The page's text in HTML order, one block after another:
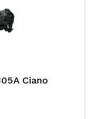
Ciano